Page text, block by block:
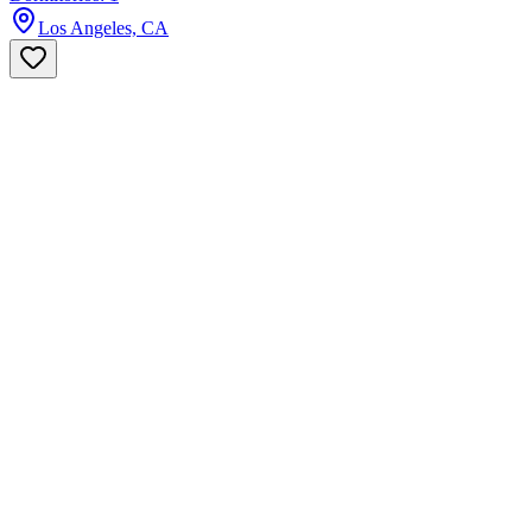
Los Angeles, CA